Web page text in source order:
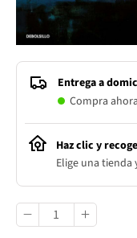
Entrega a
Compra
Haz clic y recoge
Elige una